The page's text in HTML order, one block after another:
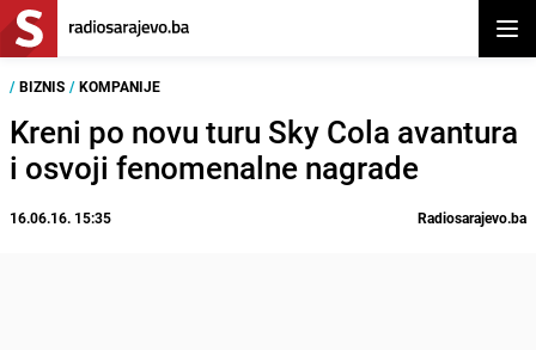
/ BIZNIS / KOMPANIJE
Kreni po novu turu Sky Cola avantura
i osvoji fenomenalne nagrade
16.06.16. 15:35 Radiosarajevo.ba